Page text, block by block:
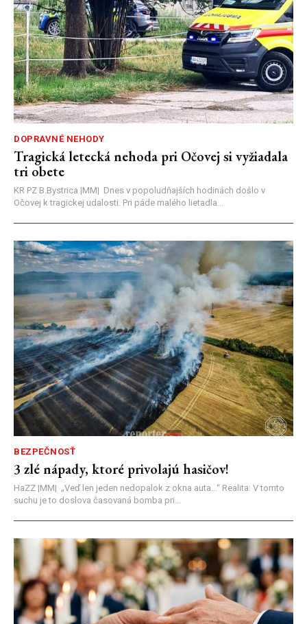
DOPRAVNÉ NEHODY
Tragická letecká nehoda pri Očovej si vyžiadala
tri obete
KR PZ B.Bystrica |MM| Dnes v popoludňajších hodinách došlo v
Očovej k tragickej udalosti. Pri páde malého lietadla...
BEZPEČNOSŤ
3 zlé nápady, ktoré privolajú hasičov!
HaZZ |MM| ​„Veď len jeden nedopalok z okna auta...“ ​Realita: V tomto
suchu je to doslova časovaná bomba pri...